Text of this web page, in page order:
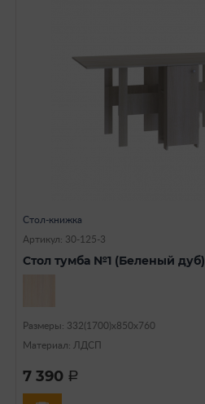
Стол-книжка
Артикул: 30-125-3
Стол тумба №1 (Беленый дуб)
Размеры: 332(1700)х850х760
Материал: ЛДСП
7 390 a